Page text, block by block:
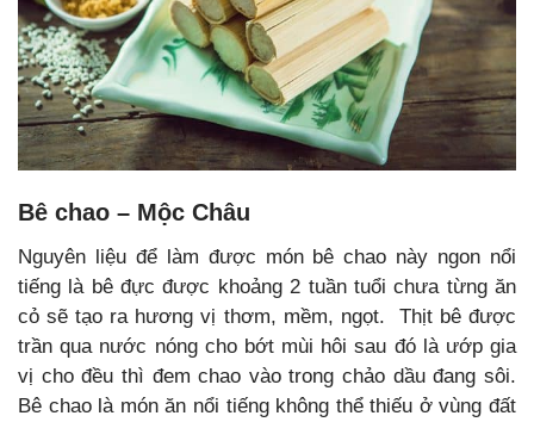
Bê chao – Mộc Châu
Nguyên liệu để làm được món bê chao này ngon nổi
tiếng là bê đực được khoảng 2 tuần tuổi chưa từng ăn
cỏ sẽ tạo ra hương vị thơm, mềm, ngọt. Thịt bê được
trần qua nước nóng cho bớt mùi hôi sau đó là ướp gia
vị cho đều thì đem chao vào trong chảo dầu đang sôi.
Bê chao là món ăn nổi tiếng không thể thiếu ở vùng đất